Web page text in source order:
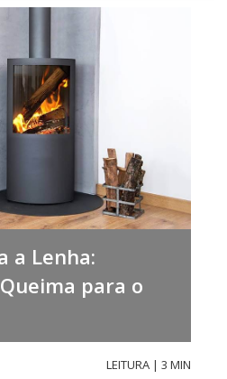
a Lenha:
para o
LEITURA | 3 MIN